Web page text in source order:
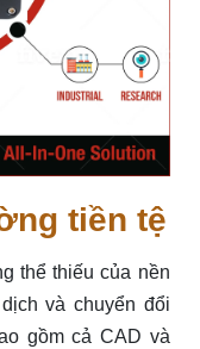
tiền tệ
thể thiếu của nền
và chuyển đổi
gồm cả CAD và